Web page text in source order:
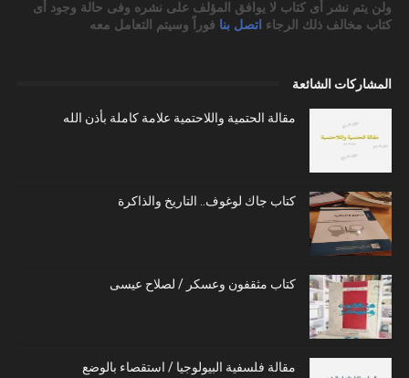
ولن يتم نشر أى كتاب لا يوافق المؤلف على نشره وفى حالة وجود أى
كتاب مخالف ذلك الرجاء اتصل بنا فوراً وسيتم التعامل معه
المشاركات الشائعة
مقالة الحتمية واللاحتمية علامة كاملة بأذن الله
كتاب جاك لوغوف.. التاريخ والذاكرة
كتاب مثقفون وعسكر / لصلاح عيسى
مقالة فلسفية البيولوجيا / استقصاء بالوضع